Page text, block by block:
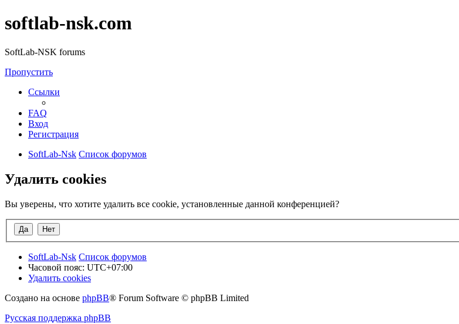
softlab-nsk.com
SoftLab-NSK forums
Пропустить
Ссылки
FAQ
Вход
Регистрация
SoftLab-Nsk Список форумов
Удалить cookies
Вы уверены, что хотите удалить все cookie, установленные данной конференцией?
SoftLab-Nsk Список форумов
Часовой пояс: UTC+07:00
Удалить cookies
Создано на основе phpBB® Forum Software © phpBB Limited
Русская поддержка phpBB